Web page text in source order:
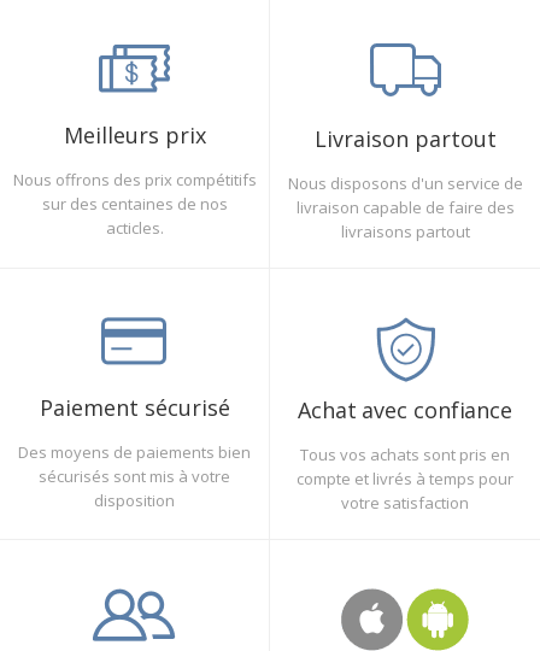
Meilleurs prix
Nous offrons des prix compétitifs
sur des centaines de nos
acticles.
Livraison partout
Nous disposons d'un service de
livraison capable de faire des
livraisons partout
Paiement sécurisé
Des moyens de paiements bien
sécurisés sont mis à votre
disposition
Achat avec confiance
Tous vos achats sont pris en
compte et livrés à temps pour
votre satisfaction